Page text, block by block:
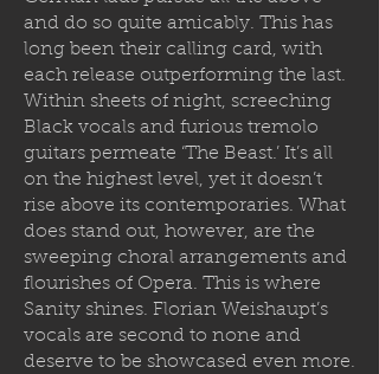
and do so quite amicably. This has
long been their calling card, with
each release outperforming the last.
Within sheets of night, screeching
Black vocals and furious tremolo
guitars permeate ‘The Beast.’ It’s all
on the highest level, yet it doesn’t
rise above its contemporaries. What
does stand out, however, are the
sweeping choral arrangements and
flourishes of Opera. This is where
Sanity shines. Florian Weishaupt’s
vocals are second to none and
deserve to be showcased even more.